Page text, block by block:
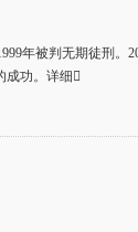
年被判无期徒刑
成功。详细